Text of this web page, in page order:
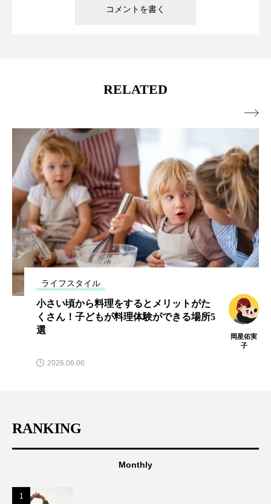
RELATED
ライフスタイル
小さい頃から料理をするとメリットがた
くさん！子どもが料理体験ができる場所5
選
岡星佑実
子
2026.06.06

RANKING
Monthly
1